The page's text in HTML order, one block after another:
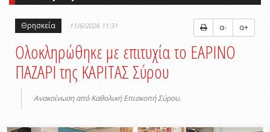
Θρησκεία 11/6/2026 11:31 α- α+
Ολοκληρώθηκε με επιτυχία το ΕΑΡΙΝΟ
ΠΑΖΑΡΙ της ΚΑΡΙΤΑΣ Σύρου
Ανακοίνωση από Καθολική Επισκοπή Σύρου.